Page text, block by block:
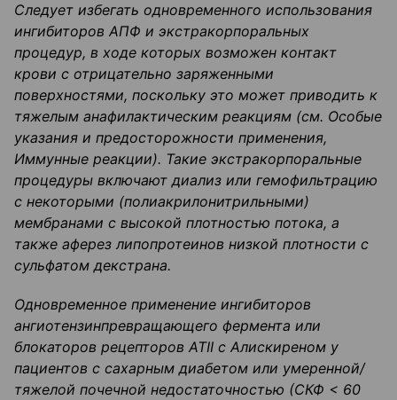
Следует избегать одновременного использования
ингибиторов АПФ и экстракорпоральных
процедур, в ходе которых возможен контакт
крови с отрицательно заряженными
поверхностями, поскольку это может приводить к
тяжелым анафилактическим реакциям (см. Особые
указания и предосторожности применения,
Иммунные реакции). Такие экстракорпоральные
процедуры включают диализ или гемофильтрацию
с некоторыми (полиакрилонитрильными)
мембранами с высокой плотностью потока, а
также аферез липопротеинов низкой плотности с
сульфатом декстрана.
Одновременное применение ингибиторов
ангиотензинпревращающего фермента или
блокаторов рецепторов АТII с Алискиреном у
пациентов с сахарным диабетом или умеренной/
тяжелой почечной недостаточностью (СКФ < 60